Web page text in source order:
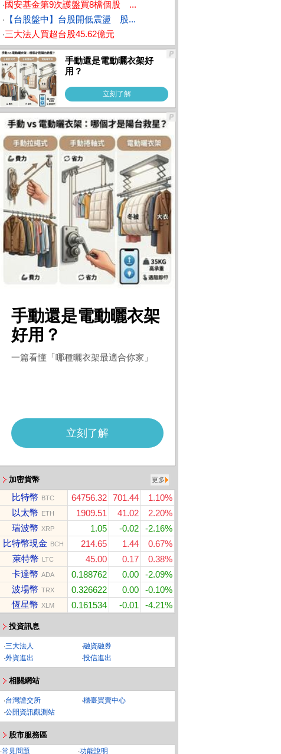
‧國安基金第9次護盤買8檔個股 ...
‧ 【台股盤中】台股開低震盪 股...
‧三大法人買超台股45.62億元
更多
加密貨幣
比特幣 BTC 64756.32 701.44
1.10%
以太幣 ETH 1909.51 41.02
2.20%
瑞波幣 XRP 1.05 -0.02
-2.16%
比特幣現金 BCH 214.65 1.44
0.67%
萊特幣 LTC 45.00 0.17
0.38%
卡達幣 ADA 0.188762 0.00
-2.09%
波場幣 TRX 0.326622 0.00
-0.10%
恆星幣 XLM 0.161534 -0.01 -4.21%
投資訊息
‧三大法人 ‧融資融券
‧外資進出 ‧投信進出
相關網站
‧台灣證交所 ‧櫃臺買賣中心
‧公開資訊觀測站
股市服務區
‧常見問題 ‧功能說明